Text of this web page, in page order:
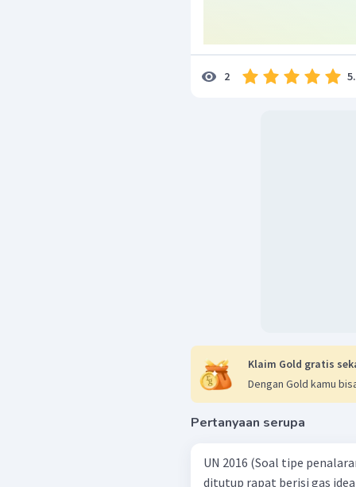
Oleh karena itu, pada
2
Klaim Gold gratis
Dengan Gold kamu
Pertanyaan serupa
UN 2016 (Soal tipe penalaran dan logika)
ditutup rapat berisi gas